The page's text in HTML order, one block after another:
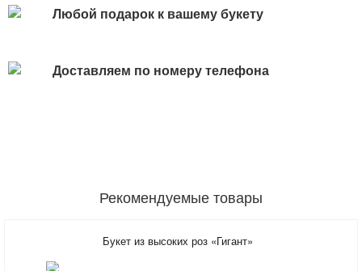
Любой подарок к вашему букету
Доставляем по номеру телефона
Рекомендуемые товары
Букет из высоких роз «Гигант»